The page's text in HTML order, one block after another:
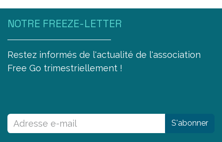
NOTRE FREEZE-LETTER
Restez informés de l'actualité de l'association
Free Go trimestriellement !
S'abonner